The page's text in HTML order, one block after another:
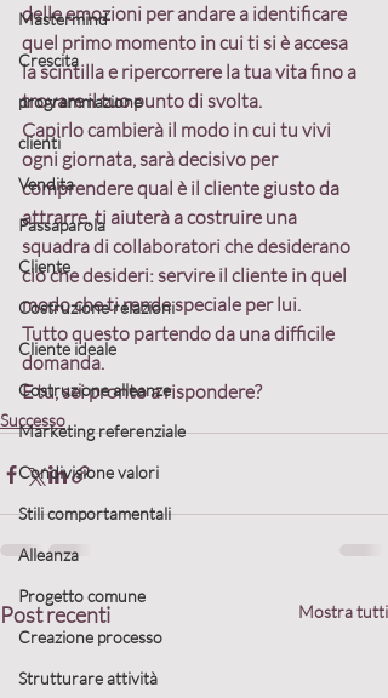
Mastermind
Crescita
programmazione
clienti
Vendita
Passaparola
Cliente
Costruzione relazioni
Cliente ideale
Costruzione alleanze
Marketing referenziale
Condivisione valori
Stili comportamentali
Alleanza
Progetto comune
Creazione processo
Strutturare attività
delle emozioni per andare a identificare
quel primo momento in cui ti si è accesa
la scintilla e ripercorrere la tua vita fino a
trovare il tuo punto di svolta.
Capirlo cambierà il modo in cui tu vivi
ogni giornata, sarà decisivo per
comprendere qual è il cliente giusto da
attrarre, ti aiuterà a costruire una
squadra di collaboratori che desiderano
ciò che desideri: servire il cliente in quel
modo che ti rende speciale per lui.
Tutto questo partendo da una difficile
domanda.
E tu, sei pronto a rispondere?
Successo
Post recenti Mostra tutti